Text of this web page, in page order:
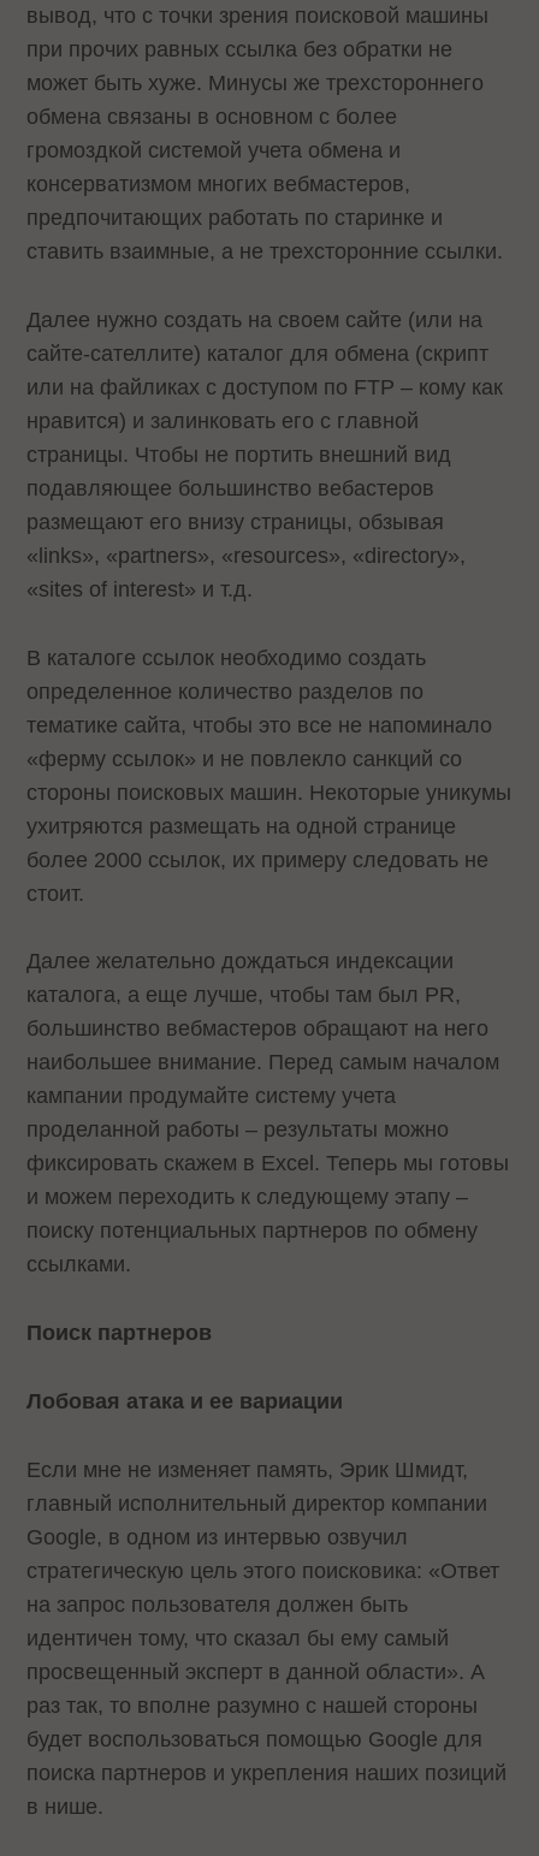
вывод, что с точки зрения поисковой машины
при прочих равных ссылка без обратки не
может быть хуже. Минусы же трехстороннего
обмена связаны в основном с более
громоздкой системой учета обмена и
консерватизмом многих вебмастеров,
предпочитающих работать по старинке и
ставить взаимные, а не трехсторонние ссылки.
Далее нужно создать на своем сайте (или на
сайте-сателлите) каталог для обмена (скрипт
или на файликах с доступом по FTP – кому как
нравится) и залинковать его с главной
страницы. Чтобы не портить внешний вид
подавляющее большинство вебастеров
размещают его внизу страницы, обзывая
«links», «partners», «resources», «directory»,
«sites of interest» и т.д.
В каталоге ссылок необходимо создать
определенное количество разделов по
тематике сайта, чтобы это все не напоминало
«ферму ссылок» и не повлекло санкций со
стороны поисковых машин. Некоторые уникумы
ухитряются размещать на одной странице
более 2000 ссылок, их примеру следовать не
стоит.
Далее желательно дождаться индексации
каталога, а еще лучше, чтобы там был PR,
большинство вебмастеров обращают на него
наибольшее внимание. Перед самым началом
кампании продумайте систему учета
проделанной работы – результаты можно
фиксировать скажем в Excel. Теперь мы готовы
и можем переходить к следующему этапу –
поиску потенциальных партнеров по обмену
ссылками.
Поиск партнеров
Лобовая атака и ее вариации
Если мне не изменяет память, Эрик Шмидт,
главный исполнительный директор компании
Google, в одном из интервью озвучил
стратегическую цель этого поисковика: «Ответ
на запрос пользователя должен быть
идентичен тому, что сказал бы ему самый
просвещенный эксперт в данной области». А
раз так, то вполне разумно с нашей стороны
будет воспользоваться помощью Google для
поиска партнеров и укрепления наших позиций
в нише.